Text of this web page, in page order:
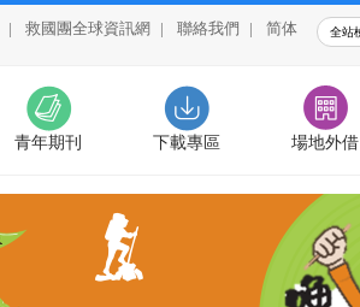
| 救國團全球資訊網 | 聯絡我們 | 简体
青年期刊 下載專區 場地外借